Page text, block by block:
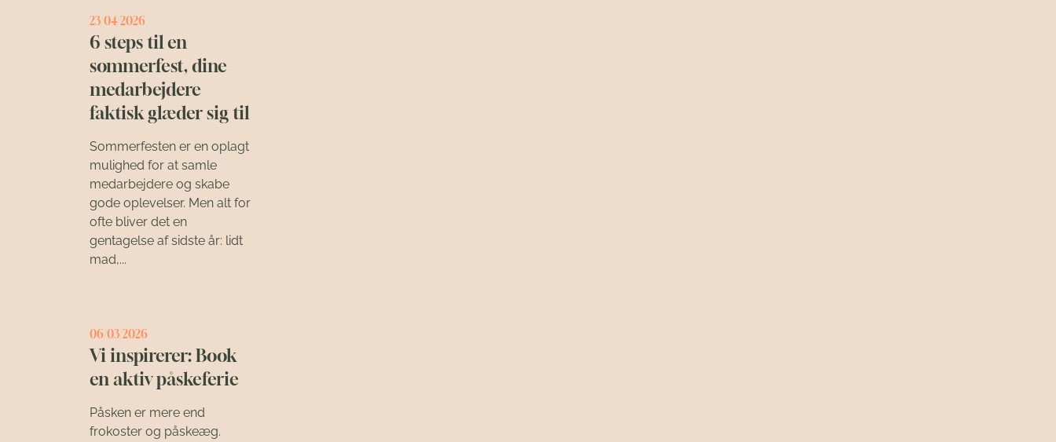
23/04/2026
6 steps til en
sommerfest, dine
medarbejdere
faktisk glæder sig til
Sommerfesten er en oplagt
mulighed for at samle
medarbejdere og skabe
gode oplevelser. Men alt for
ofte bliver det en
gentagelse af sidste år: lidt
mad,...
06/03/2026
Vi inspirerer: Book
en aktiv påskeferie
Påsken er mere end
frokoster og påskeæg.